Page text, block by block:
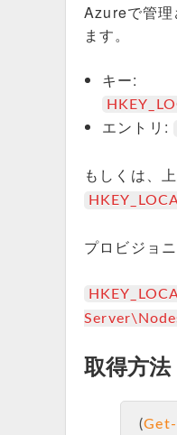
Azureで管理
ます。
キー:
エントリ:
もしくは、
プロビジョ
取得方法
(